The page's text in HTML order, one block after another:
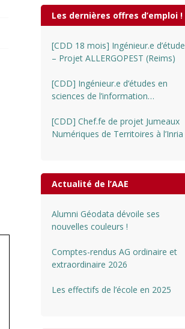
Les dernières offres d’emploi !
[CDD 18 mois] Ingénieur.e d’étude
– Projet ALLERGOPEST (Reims)
[CDD] Ingénieur.e d’études en
sciences de l’information
[CDD] Chef.fe de projet Jumeaux
Numériques de Territoires à l’Inria
Actualité de l’AAE
Alumni Géodata dévoile ses
nouvelles couleurs !
Comptes-rendus AG ordinaire et
extraordinaire 2026
Les effectifs de l’école en 2025